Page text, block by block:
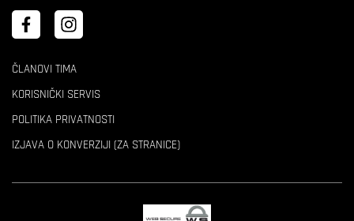
ČLANOVI TIMA
KORISNIČKI SERVIS
POLITIKA PRIVATNOSTI
IZJAVA O KONVERZIJI (ZA STRANICE)